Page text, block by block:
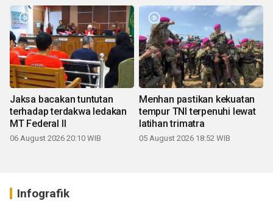
Jaksa bacakan tuntutan
terhadap terdakwa ledakan
MT Federal II
06 August 2026 20:10 WIB
Menhan pastikan kekuatan
tempur TNI terpenuhi lewat
latihan trimatra
05 August 2026 18:52 WIB
Infografik